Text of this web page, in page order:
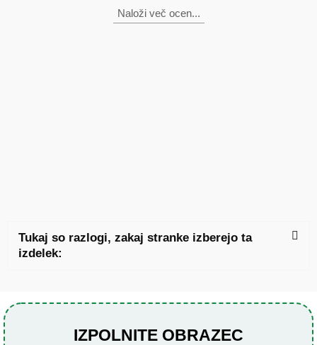
Naloži več ocen...
Tukaj so razlogi, zakaj stranke izberejo ta
izdelek:
IZPOLNITE OBRAZEC